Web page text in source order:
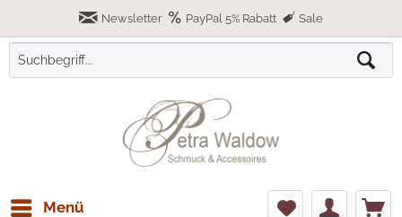
Newsletter PayPal 5% Rabatt Sale
Menü